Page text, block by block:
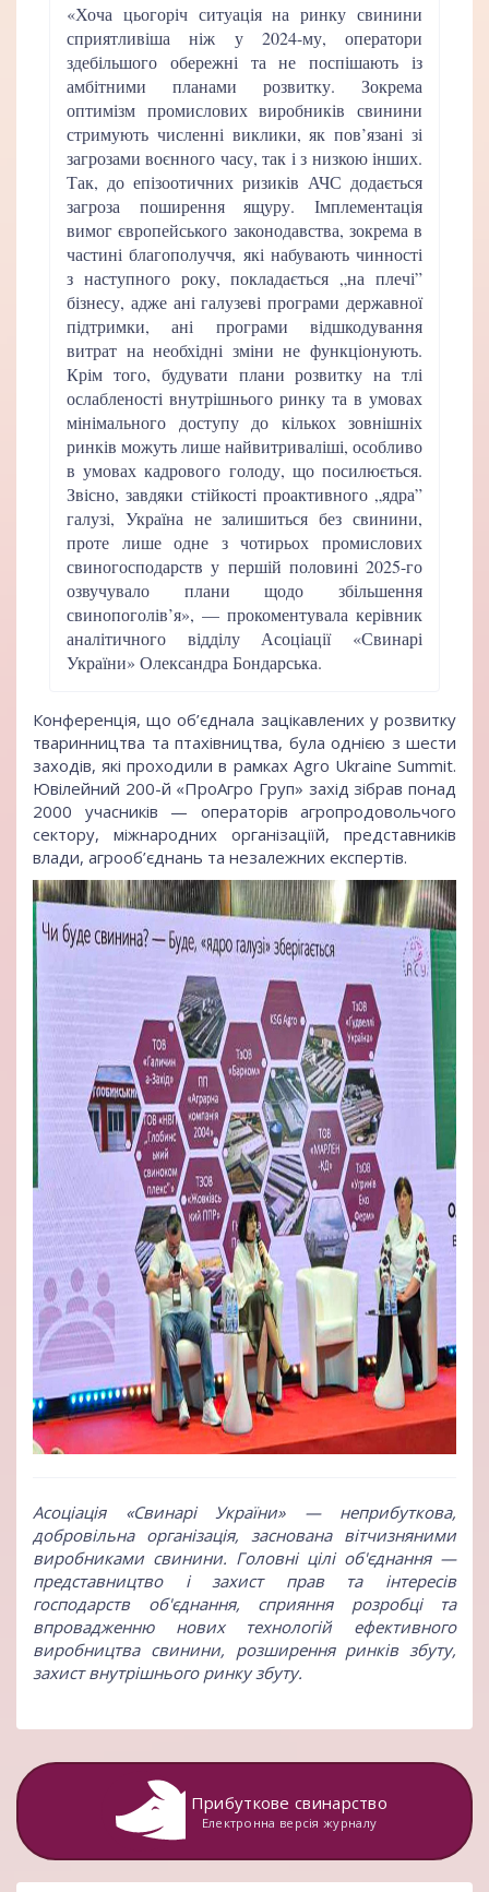
«Хоча цьогоріч ситуація на ринку свинини
сприятливіша ніж у 2024-му, оператори
здебільшого обережні та не поспішають із
амбітними планами розвитку. Зокрема
оптимізм промислових виробників свинини
стримують численні виклики, як пов’язані зі
загрозами воєнного часу, так і з низкою інших.
Так, до епізоотичних ризиків АЧС додається
загроза поширення ящуру. Імплементація
вимог європейського законодавства, зокрема в
частині благополуччя, які набувають чинності
з наступного року, покладається „на плечі”
бізнесу, адже ані галузеві програми державної
підтримки, ані програми відшкодування
витрат на необхідні зміни не функціонують.
Крім того, будувати плани розвитку на тлі
ослабленості внутрішнього ринку та в умовах
мінімального доступу до кількох зовнішніх
ринків можуть лише найвитриваліші, особливо
в умовах кадрового голоду, що посилюється.
Звісно, завдяки стійкості проактивного „ядра”
галузі, Україна не залишиться без свинини,
проте лише одне з чотирьох промислових
свиногосподарств у першій половині 2025-го
озвучувало плани щодо збільшення
свинопоголів’я», — прокоментувала керівник
аналітичного відділу Асоціації «Свинарі
України» Олександра Бондарська.
Конференція, що об’єднала зацікавлених у розвитку
тваринництва та птахівництва, була однією з шести
заходів, які проходили в рамках Agro Ukraine Summit.
Ювілейний 200-й «ПроАгро Груп» захід зібрав понад
2000 учасників — операторів агропродовольчого
сектору, міжнародних організаціїй, представників
влади, агрооб’єднань та незалежних експертів.
Асоціація «Свинарі України»— неприбуткова,
добровільна організація, заснована вітчизняними
виробниками свинини. Головні цілі об'єднання —
представництво і захист прав та інтересів
господарств об'єднання, сприяння розробці та
впровадженню нових технологій ефективного
виробництва свинини, розширення ринків збуту,
захист внутрішнього ринку збуту.
Прибуткове свинарство
Електронна версія журналу